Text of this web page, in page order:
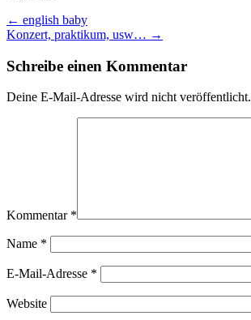
← english baby
Konzert, praktikum, usw… →
Schreibe einen Kommentar
Deine E-Mail-Adresse wird nicht veröffentlicht.
Kommentar *
Name *
E-Mail-Adresse *
Website